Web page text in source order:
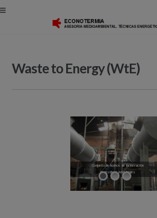
Waste to Energy (WtE)
Conjunto de hornos de incineración
de residuos industriales